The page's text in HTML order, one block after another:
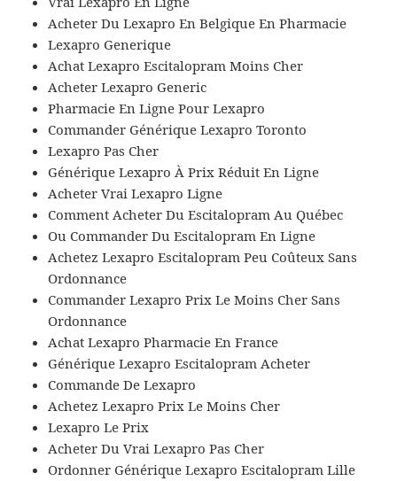
Acheter Du Lexapro En Belgique En Pharmacie
Lexapro Generique
Achat Lexapro Escitalopram Moins Cher
Acheter Lexapro Generic
Pharmacie En Ligne Pour Lexapro
Commander Générique Lexapro Toronto
Lexapro Pas Cher
Générique Lexapro À Prix Réduit En Ligne
Acheter Vrai Lexapro Ligne
Comment Acheter Du Escitalopram Au Québec
Ou Commander Du Escitalopram En Ligne
Achetez Lexapro Escitalopram Peu Coûteux Sans
Ordonnance
Commander Lexapro Prix Le Moins Cher Sans
Ordonnance
Achat Lexapro Pharmacie En France
Générique Lexapro Escitalopram Acheter
Commande De Lexapro
Achetez Lexapro Prix Le Moins Cher
Lexapro Le Prix
Acheter Du Vrai Lexapro Pas Cher
Ordonner Générique Lexapro Escitalopram Lille